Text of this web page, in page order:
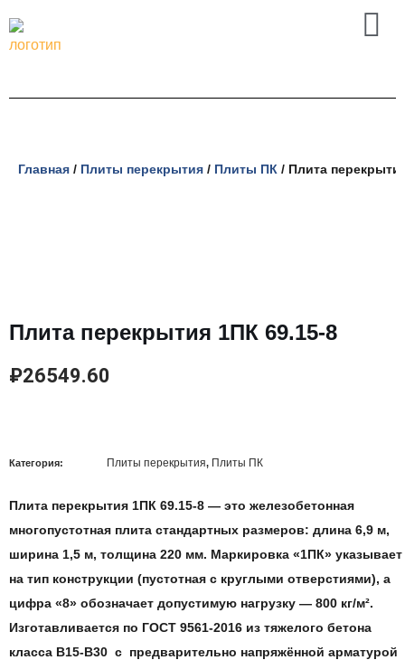
Перейти
содержимому
Главная / Плиты перекрытия / Плиты ПК / Плита
Плита перекрытия 1ПК 69.15-8
₽26549.60
Категория: Плиты перекрытия, Плиты ПК
Плита перекрытия 1ПК 69.15-8 — это железобетонная
многопустотная плита стандартных размеров: длина 6,9 м,
ширина 1,5 м, толщина 220 мм. Маркировка «1ПК» указывает
на тип конструкции (пустотная с круглыми отверстиями), а
цифра «8» обозначает допустимую нагрузку — 800 кг/м².
Изготавливается по ГОСТ 9561-2016 из тяжелого бетона
класса B15-B30 с предварительно напряжённой арматурой